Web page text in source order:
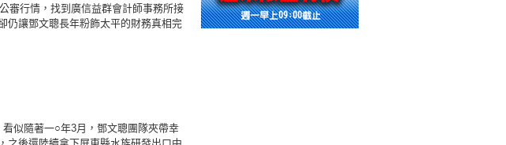
審行情，找到廣信益群會計師事務所接
仍讓鄧文聰長年粉飾太平的財務真相完
似隨著一○年3月，鄧文聰團隊夾帶幸